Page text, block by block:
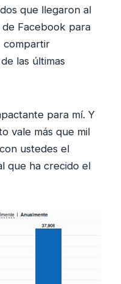
que llegaron al
Facebook para
compartir
las últimas
para mí. Y
vale más que mil
ustedes el
que ha crecido el